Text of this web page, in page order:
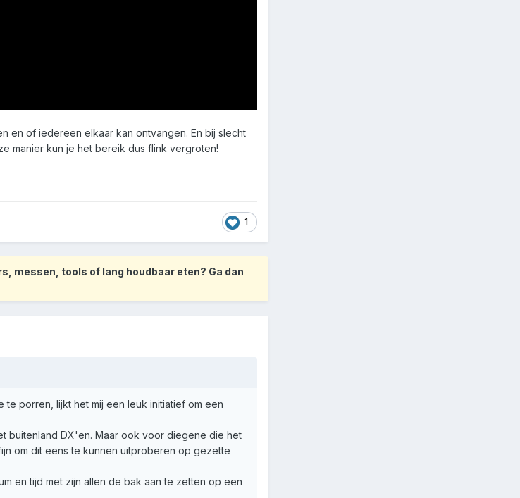
en of iedereen elkaar kan ontvangen. En bij slecht
manier kun je het bereik dus flink vergroten!
1
messen, tools of lang houdbaar eten? Ga dan
porren, lijkt het mij een leuk initiatief om een
buitenland DX'en. Maar ook voor diegene die het
om dit eens te kunnen uitproberen op gezette
en tijd met zijn allen de bak aan te zetten op een